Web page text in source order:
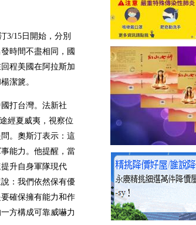
3/15日開始，分別
時間不盡相同，國
程美國在阿拉斯加
潔篪。
打台灣。法新社
經夏威夷，視察位
。奧斯汀表示：這
能力。他提醒，當
升自身軍隊現代
：我們依然保有優
確保擁有能力和作
方構成可靠威嚇力